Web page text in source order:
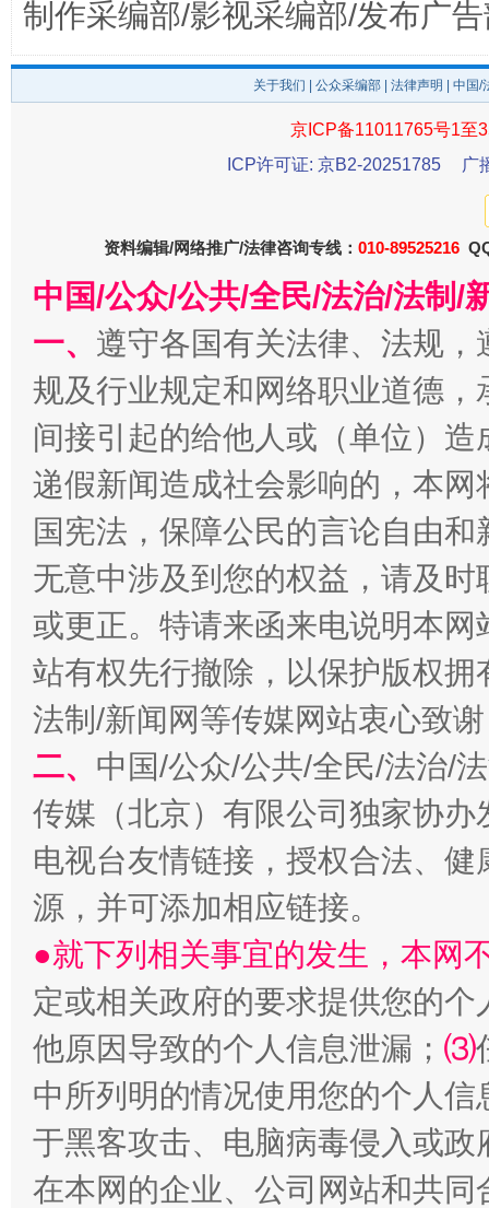
东山县通报“牛蛙产品抗生素超标问题” 法
千年窑火 生生不息 一
揭开“小金库”的免责幌子
受贿1.44亿！段成刚被判无期 从幼
制作采编部/影视采编部/发布广
关于我们 公众采编部 法律声明 | 中国
京ICP备11011765号1至
ICP许可证: 京B2-20251785
广
资料编辑/网络推广/法律咨询专线： 010-89525216
中国/公众/公共/全民/法治/法制/
一、 遵守各国有关法律、法规
规及行业规定和网络职业道德
间接引起的给他人或（单位）
递假新闻造成社会影响的，本
国宪法，保障公民的言论自由
无意中涉及到您的权益，请及
或更正。特请来函来电说明本
站有权先行撤除，以保护版权
法制/新闻网等传媒网站衷心致
二、 中国/公众/公共/全民/法治/
传媒（北京）有限公司独家协
电视台友情链接，授权合法、
源，并可添加相应链接。
●就下列相关事宜的发生，本网
定或相关政府的要求提供您的个
他原因导致的个人信息泄漏； ⑶
中所列明的情况使用您的个人
于黑客攻击、电脑病毒侵入或
在本网的企业、公司网站和共